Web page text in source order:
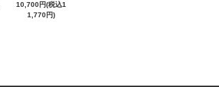
10,700円(税込1
1,770円)